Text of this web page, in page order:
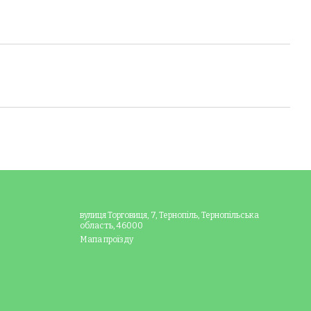
вулиця Торговиця, 7, Тернопіль, Тернопільська
область, 46000
Мапа проїзду